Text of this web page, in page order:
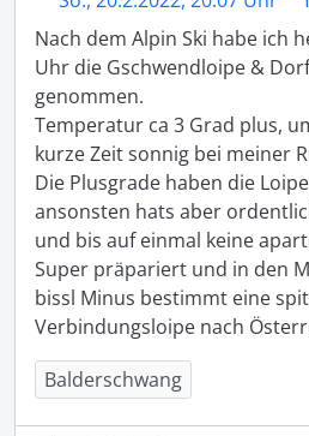
Nach dem Alpin Ski habe ich
Uhr die Gschwendloipe &
genommen.
Temperatur ca 3 Grad plus,
kurze Zeit sonnig bei meiner
Die Plusgrade haben die
ansonsten hats aber
und bis auf einmal keine
Super präpariert und in den
bissl Minus bestimmt eine
Verbindungsloipe nach
Balderschwang